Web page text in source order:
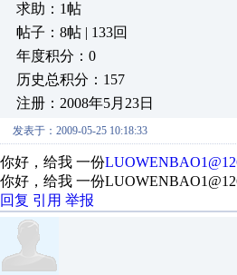
求助：1帖
帖子：8帖 | 133回
年度积分：0
历史总积分：157
注册：2008年5月23日
发表于：2009-05-25 10:18:33
你好，给我 一份
你好，给我 一份
回复 引用 举报